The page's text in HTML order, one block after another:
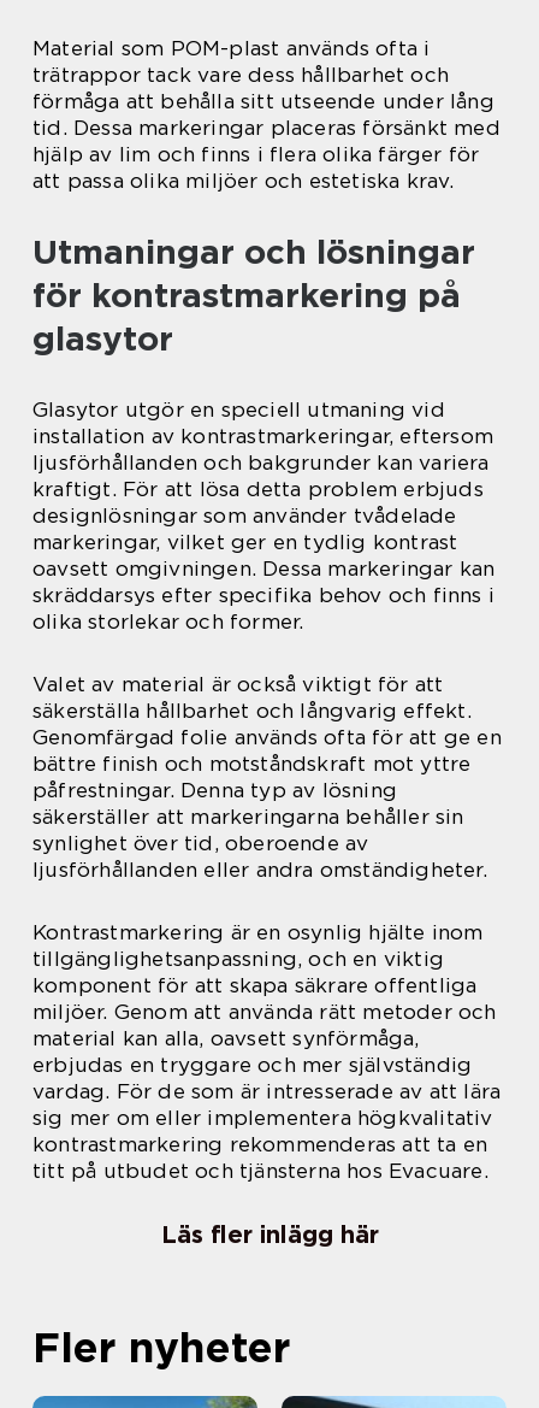
Material som POM-plast används ofta i
trätrappor tack vare dess hållbarhet och
förmåga att behålla sitt utseende under lång
tid. Dessa markeringar placeras försänkt med
hjälp av lim och finns i flera olika färger för
att passa olika miljöer och estetiska krav.
Utmaningar och lösningar
för kontrastmarkering på
glasytor
Glasytor utgör en speciell utmaning vid
installation av kontrastmarkeringar, eftersom
ljusförhållanden och bakgrunder kan variera
kraftigt. För att lösa detta problem erbjuds
designlösningar som använder tvådelade
markeringar, vilket ger en tydlig kontrast
oavsett omgivningen. Dessa markeringar kan
skräddarsys efter specifika behov och finns i
olika storlekar och former.
Valet av material är också viktigt för att
säkerställa hållbarhet och långvarig effekt.
Genomfärgad folie används ofta för att ge en
bättre finish och motståndskraft mot yttre
påfrestningar. Denna typ av lösning
säkerställer att markeringarna behåller sin
synlighet över tid, oberoende av
ljusförhållanden eller andra omständigheter.
Kontrastmarkering är en osynlig hjälte inom
tillgänglighetsanpassning, och en viktig
komponent för att skapa säkrare offentliga
miljöer. Genom att använda rätt metoder och
material kan alla, oavsett synförmåga,
erbjudas en tryggare och mer självständig
vardag. För de som är intresserade av att lära
sig mer om eller implementera högkvalitativ
kontrastmarkering rekommenderas att ta en
titt på utbudet och tjänsterna hos Evacuare.
Läs fler inlägg här
Fler nyheter